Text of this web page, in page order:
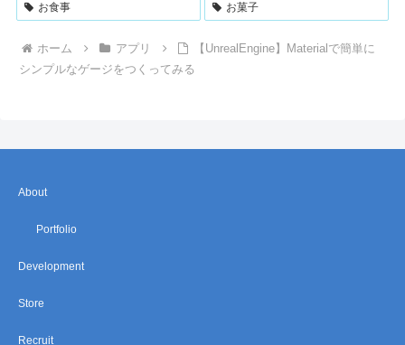
お食事 お菓子
ホーム アプリ
【UnrealEngine】Materialで簡単に
シンプルなゲージをつくってみる
About
Portfolio
Development
Store
Recruit